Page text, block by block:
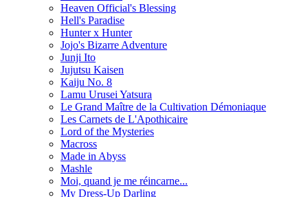
Heaven Official's Blessing
Hell's Paradise
Hunter x Hunter
Jojo's Bizarre Adventure
Junji Ito
Jujutsu Kaisen
Kaiju No. 8
Lamu Urusei Yatsura
Le Grand Maître de la Cultivation Démoniaque
Les Carnets de L'Apothicaire
Lord of the Mysteries
Macross
Made in Abyss
Mashle
Moi, quand je me réincarne...
My Dress-Up Darling